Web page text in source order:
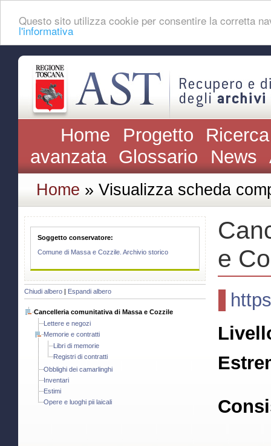
Questo sito utilizza cookie per consentire la corretta
l'informativa
Home Progetto
avanzata Glossario News
Home » Visualizza scheda
Soggetto conservatore:
Comune di Massa e Cozzile. Archivio storico
Chiudi albero Espandi albero
Cancelleria comunitativa di Massa e Cozzile
Lettere e negozi
Memorie e contratti
Libri di memorie
Registri di contratti
Obblighi dei camarlinghi
Inventari
Estimi
Opere e luoghi pii laicali
e